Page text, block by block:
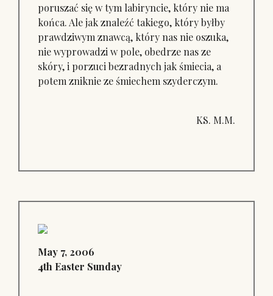
poruszać się w tym labiryncie, który nie ma
końca. Ale jak znaleźć takiego, który byłby
prawdziwym znawcą, który nas nie oszuka,
nie wyprowadzi w pole, obedrze nas ze
skóry, i porzuci bezradnych jak śmiecia, a
potem zniknie ze śmiechem szyderczym.
KS. M.M.
May 7, 2006
4th Easter Sunday